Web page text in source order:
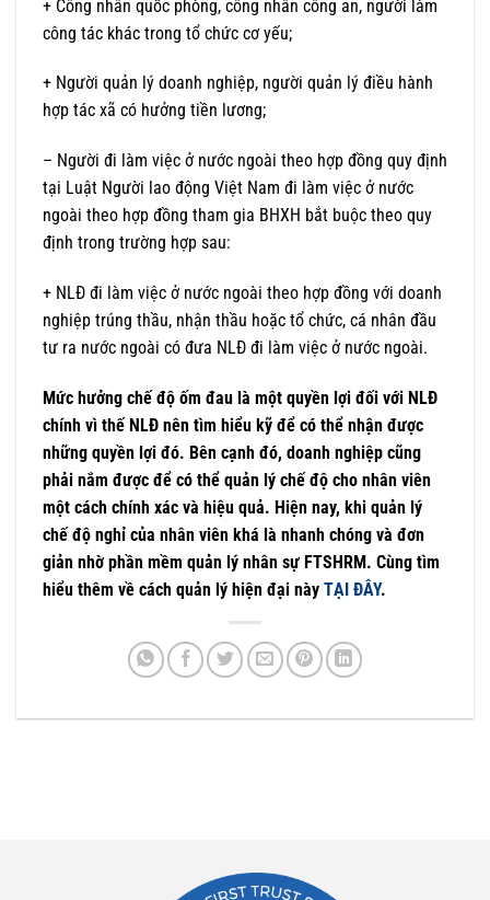
+ Công nhân quốc phòng, công nhân công an, người làm
công tác khác trong tổ chức cơ yếu;
+ Người quản lý doanh nghiệp, người quản lý điều hành
hợp tác xã có hưởng tiền lương;
– Người đi làm việc ở nước ngoài theo hợp đồng quy định
tại Luật Người lao động Việt Nam đi làm việc ở nước
ngoài theo hợp đồng tham gia BHXH bắt buộc theo quy
định trong trường hợp sau:
+ NLĐ đi làm việc ở nước ngoài theo hợp đồng với doanh
nghiệp trúng thầu, nhận thầu hoặc tổ chức, cá nhân đầu
tư ra nước ngoài có đưa NLĐ đi làm việc ở nước ngoài.
Mức hưởng chế độ ốm đau là một quyền lợi đối với NLĐ
chính vì thế NLĐ nên tìm hiểu kỹ để có thể nhận được
những quyền lợi đó. Bên cạnh đó, doanh nghiệp cũng
phải nắm được để có thể quản lý chế độ cho nhân viên
một cách chính xác và hiệu quả. Hiện nay, khi quản lý
chế độ nghỉ của nhân viên khá là nhanh chóng và đơn
giản nhờ phần mềm quản lý nhân sự FTSHRM. Cùng tìm
hiểu thêm về cách quản lý hiện đại này TẠI ĐÂY.